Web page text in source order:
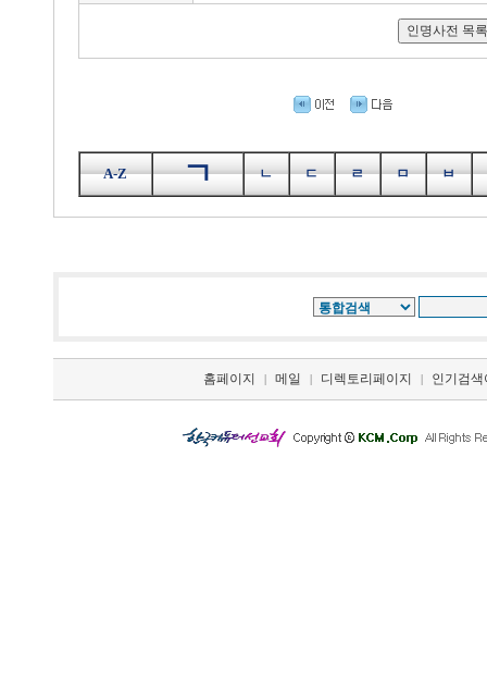
A-Z ㄱ ㄴ ㄷ ㄹ ㅁ ㅂ
홈페이지 | 메일 | 디렉토리페이지 | 인기검색